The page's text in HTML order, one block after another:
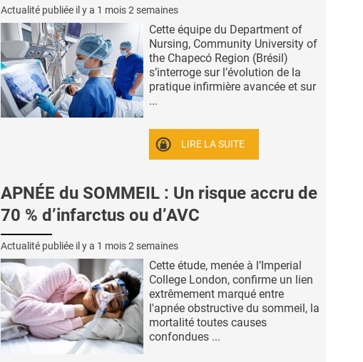
Actualité publiée il y a 1 mois 2 semaines
Cette équipe du Department of
Nursing, Community University of
the Chapecó Region (Brésil)
s’interroge sur l’évolution de la
pratique infirmière avancée et sur
...
LIRE LA SUITE
APNÉE du SOMMEIL : Un risque accru de
70 % d’infarctus ou d’AVC
Actualité publiée il y a 1 mois 2 semaines
Cette étude, menée à l’Imperial
College London, confirme un lien
extrêmement marqué entre
l'apnée obstructive du sommeil, la
mortalité toutes causes
confondues ...